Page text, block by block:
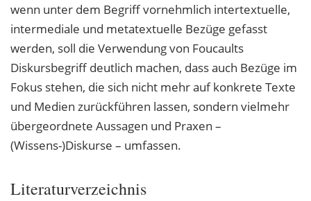
wenn unter dem Begriff vornehmlich intertextuelle,
intermediale und metatextuelle Bezüge gefasst
werden, soll die Verwendung von Foucaults
Diskursbegriff deutlich machen, dass auch Bezüge im
Fokus stehen, die sich nicht mehr auf konkrete Texte
und Medien zurückführen lassen, sondern vielmehr
übergeordnete Aussagen und Praxen –
(Wissens-)Diskurse – umfassen.
Literaturverzeichnis